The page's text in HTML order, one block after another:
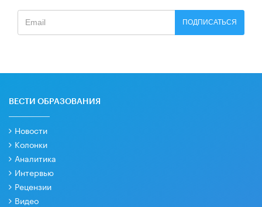
ПОДПИСАТЬСЯ
ВЕСТИ ОБРАЗОВАНИЯ
Новости
Колонки
Аналитика
Интервью
Рецензии
Видео